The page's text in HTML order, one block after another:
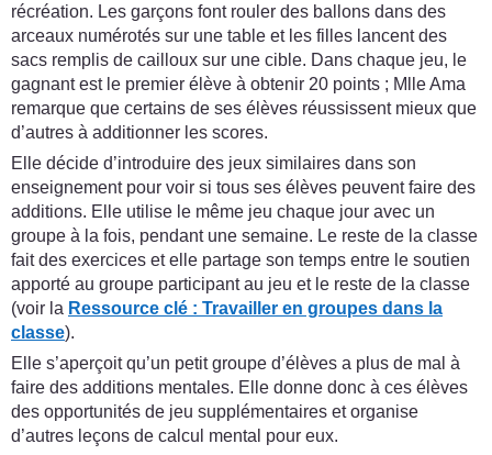
récréation. Les garçons font rouler des ballons dans des
arceaux numérotés sur une table et les filles lancent des
sacs remplis de cailloux sur une cible. Dans chaque jeu, le
gagnant est le premier élève à obtenir 20 points ; Mlle Ama
remarque que certains de ses élèves réussissent mieux que
d’autres à additionner les scores.
Elle décide d’introduire des jeux similaires dans son
enseignement pour voir si tous ses élèves peuvent faire des
additions. Elle utilise le même jeu chaque jour avec un
groupe à la fois, pendant une semaine. Le reste de la classe
fait des exercices et elle partage son temps entre le soutien
apporté au groupe participant au jeu et le reste de la classe
(voir la Ressource clé : Travailler en groupes dans la
classe).
Elle s’aperçoit qu’un petit groupe d’élèves a plus de mal à
faire des additions mentales. Elle donne donc à ces élèves
des opportunités de jeu supplémentaires et organise
d’autres leçons de calcul mental pour eux.